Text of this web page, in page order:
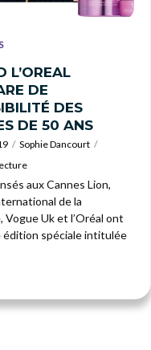
L’OREAL
DE
DES
DE 50 ANS
Sophie Dancourt
aux Cannes Lion,
de la
Vogue Uk et l’Oréal ont
édition spéciale intitulée